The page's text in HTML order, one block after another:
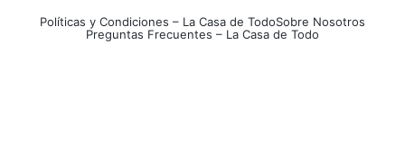
Políticas y Condiciones – La Casa de TodoSobre Nosotros
Preguntas Frecuentes – La Casa de Todo